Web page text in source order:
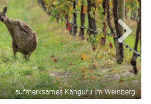
aufmerksames Känguru im Weinberg